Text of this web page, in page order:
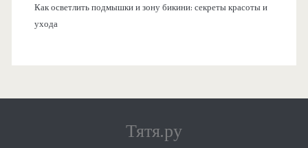
Как осветлить подмышки и зону бикини: секреты красоты и
ухода
Тятя.ру